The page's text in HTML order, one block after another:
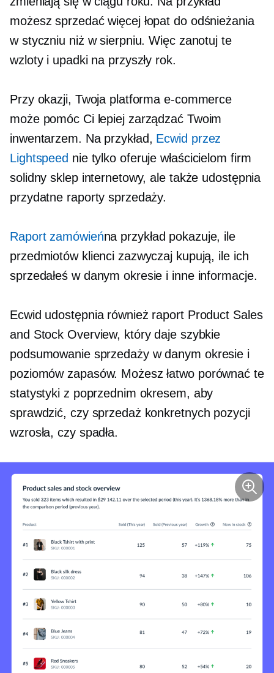
możesz sprzedać więcej łopat do odśnieżania
w styczniu niż w sierpniu. Więc zanotuj te
wzloty i upadki na przyszły rok.
Przy okazji, Twoja platforma e-commerce
może pomóc Ci lepiej zarządzać Twoim
inwentarzem. Na przykład, Ecwid przez
Lightspeed nie tylko oferuje właścicielom firm
solidny sklep internetowy, ale także udostępnia
przydatne raporty sprzedaży.
Raport zamówieńna przykład pokazuje, ile
przedmiotów klienci zazwyczaj kupują, ile ich
sprzedałeś w danym okresie i inne informacje.
Ecwid udostępnia również raport Product Sales
and Stock Overview, który daje szybkie
podsumowanie sprzedaży w danym okresie i
poziomów zapasów. Możesz łatwo porównać te
statystyki z poprzednim okresem, aby
sprawdzić, czy sprzedaż konkretnych pozycji
wzrosła, czy spadła.